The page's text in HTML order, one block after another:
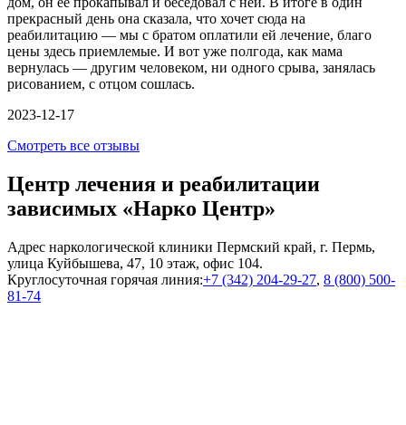
прекрасный день она сказала, что хочет сюда на
реабилитацию — мы с братом оплатили ей лечение, благо
цены здесь приемлемые. И вот уже полгода, как мама
вернулась — другим человеком, ни одного срыва, занялась
рисованием, с отцом сошлась.
2023-12-17
Смотреть все отзывы
Центр лечения и реабилитации
зависимых «Нарко Центр»
Адрес наркологической клиники Пермский край, г. Пермь,
улица Куйбышева, 47, 10 этаж, офис 104.
Круглосуточная горячая линия:+7 (342) 204-29-27, 8 (800) 500-
81-74